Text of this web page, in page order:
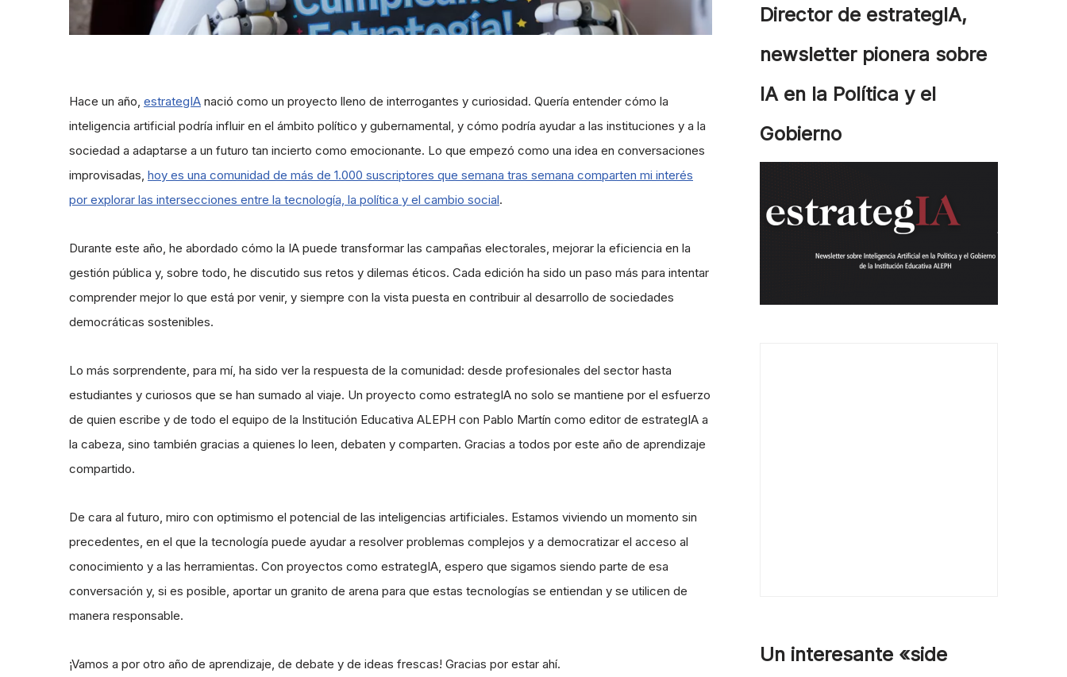
Hace un año, estrategIA nació como un proyecto lleno de interrogantes y curiosidad. Quería entender cómo la
inteligencia artificial podría influir en el ámbito político y gubernamental, y cómo podría ayudar a las instituciones y a la
sociedad a adaptarse a un futuro tan incierto como emocionante. Lo que empezó como una idea en conversaciones
improvisadas, hoy es una comunidad de más de 1.000 suscriptores que semana tras semana comparten mi interés
por explorar las intersecciones entre la tecnología, la política y el cambio social.
Durante este año, he abordado cómo la IA puede transformar las campañas electorales, mejorar la eficiencia en la
gestión pública y, sobre todo, he discutido sus retos y dilemas éticos. Cada edición ha sido un paso más para intentar
comprender mejor lo que está por venir, y siempre con la vista puesta en contribuir al desarrollo de sociedades
democráticas sostenibles.
Lo más sorprendente, para mí, ha sido ver la respuesta de la comunidad: desde profesionales del sector hasta
estudiantes y curiosos que se han sumado al viaje. Un proyecto como estrategIA no solo se mantiene por el esfuerzo
de quien escribe y de todo el equipo de la Institución Educativa ALEPH con Pablo Martín como editor de estrategIA a
la cabeza, sino también gracias a quienes lo leen, debaten y comparten. Gracias a todos por este año de aprendizaje
compartido.
De cara al futuro, miro con optimismo el potencial de las inteligencias artificiales. Estamos viviendo un momento sin
precedentes, en el que la tecnología puede ayudar a resolver problemas complejos y a democratizar el acceso al
conocimiento y a las herramientas. Con proyectos como estrategIA, espero que sigamos siendo parte de esa
conversación y, si es posible, aportar un granito de arena para que estas tecnologías se entiendan y se utilicen de
manera responsable.
¡Vamos a por otro año de aprendizaje, de debate y de ideas frescas! Gracias por estar ahí.
Director de estrategIA,
newsletter pionera sobre
IA en la Política y el
Gobierno
Un interesante «side